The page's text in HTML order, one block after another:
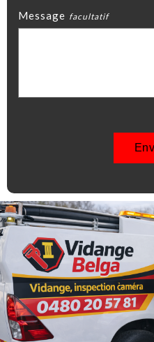
Message